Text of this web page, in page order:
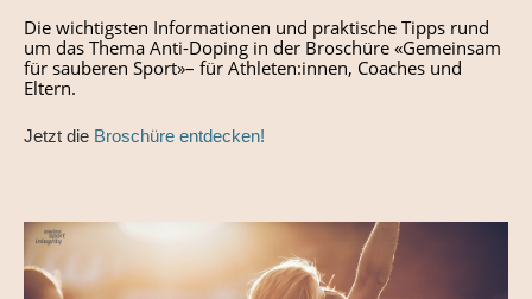
Die wichtigsten Informationen und praktische Tipps rund
um das Thema Anti-Doping in der Broschüre «Gemeinsam
für sauberen Sport»– für Athleten:innen, Coaches und
Eltern.
Jetzt die Broschüre entdecken!